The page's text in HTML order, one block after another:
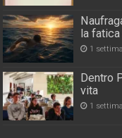
la
1
Dentro
vita
1